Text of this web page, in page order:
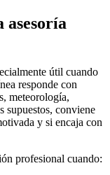
asesoría
útil cuando
responde con
meteorología,
supuestos, conviene
y si encaja con
profesional cuando: